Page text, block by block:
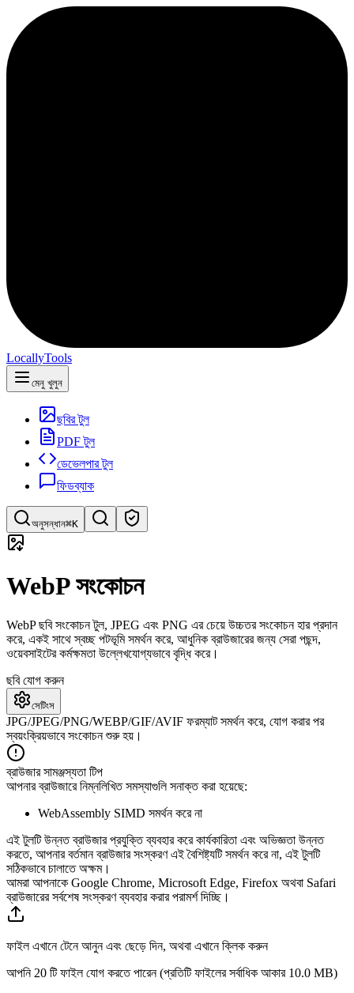
LocallyTools
মেনু খুলুন
ছবির টুল
PDF টুল
ডেভেলপার টুল
ফিডব্যাক
অনুসন্ধান⌘K
টুল অনুসন্ধান করুন
দ্রুত টুল অনুসন্ধান করুন
WebP সংকোচন
WebP ছবি সংকোচন টুল, JPEG এবং PNG এর চেয়ে উচ্চতর সংকোচন হার প্রদান
করে, একই সাথে স্বচ্ছ পটভূমি সমর্থন করে, আধুনিক ব্রাউজারের জন্য সেরা পছন্দ,
ওয়েবসাইটের কর্মক্ষমতা উল্লেখযোগ্যভাবে বৃদ্ধি করে।
ছবি যোগ করুন
সেটিংস
JPG/JPEG/PNG/WEBP/GIF/AVIF ফরম্যাট সমর্থন করে, যোগ করার পর
স্বয়ংক্রিয়ভাবে সংকোচন শুরু হয়।
ব্রাউজার সামঞ্জস্যতা টিপ
আপনার ব্রাউজারে নিম্নলিখিত সমস্যাগুলি সনাক্ত করা হয়েছে:
WebAssembly SIMD সমর্থন করে না
এই টুলটি উন্নত ব্রাউজার প্রযুক্তি ব্যবহার করে কার্যকারিতা এবং অভিজ্ঞতা উন্নত
করতে, আপনার বর্তমান ব্রাউজার সংস্করণ এই বৈশিষ্ট্যটি সমর্থন করে না, এই টুলটি
সঠিকভাবে চালাতে অক্ষম।
আমরা আপনাকে Google Chrome, Microsoft Edge, Firefox অথবা Safari
ব্রাউজারের সর্বশেষ সংস্করণ ব্যবহার করার পরামর্শ দিচ্ছি।
ফাইল এখানে টেনে আনুন এবং ছেড়ে দিন, অথবা এখানে ক্লিক করুন
আপনি 20 টি ফাইল যোগ করতে পারেন (প্রতিটি ফাইলের সর্বাধিক আকার 10.0 MB)